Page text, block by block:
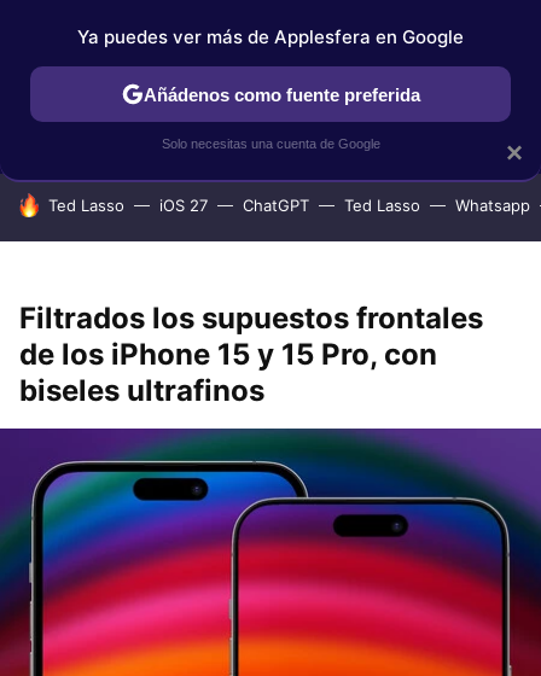
IPHONE TUTORIALES APPLESFERA SELECCIÓN
HOY SE HABLA DE
Ted Lasso iOS 27 ChatGPT Ted Lasso Whatsapp
Filtrados los supuestos frontales
de los iPhone 15 y 15 Pro, con
biseles ultrafinos
×
Ya puedes ver más de Applesfera en Google
Añádenos como fuente preferida
Solo necesitas una cuenta de Google